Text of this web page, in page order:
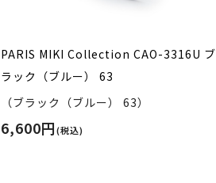
PARIS MIKI Collection CAO-3316U ブ
ラック（ブルー） 63
（ブラック（ブルー） 63）
6,600円(税込)